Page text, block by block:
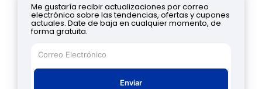
Me gustaría recibir actualizaciones por correo
electrónico sobre las tendencias, ofertas y cupones
actuales. Date de baja en cualquier momento, de
forma gratuita.
Enviar